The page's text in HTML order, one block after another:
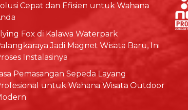
Cepat dan Efisien untuk Wahana
Fox di Kalawa Waterpark
Jadi Magnet Wisata Baru, Ini
Instalasinya
Pemasangan Sepeda Layang
untuk Wahana Wisata Outdoor